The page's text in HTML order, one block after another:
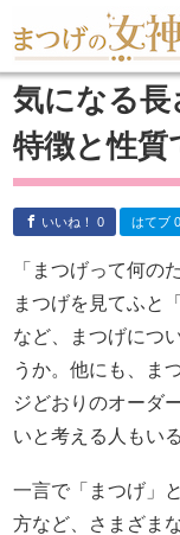
美容液ランキング
体験レビュー
リバイタラッシュ
エマーキット
お問い合わせ
気になる
特徴と性質
いいね！ 0 はてブ 0
「まつげって何の
まつげを見てふと
など、まつげにつ
うか。他にも、ま
ジどおりのオーダ
いと考える人もい
一言で「まつげ」
方など、さまざま